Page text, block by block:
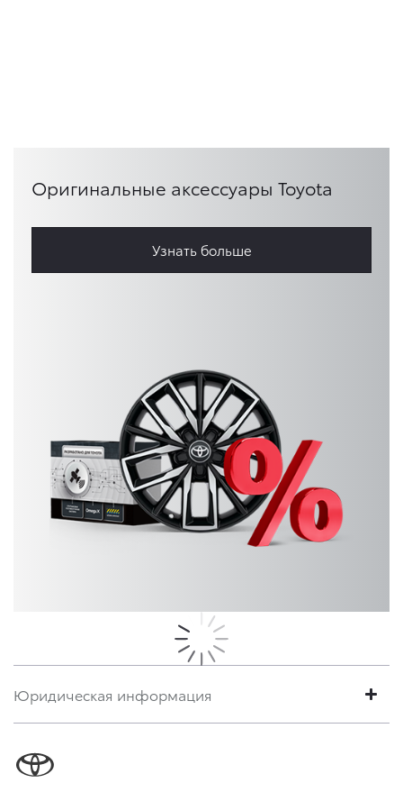
Оригинальные аксессуары Toyota
Узнать больше
Юридическая информация